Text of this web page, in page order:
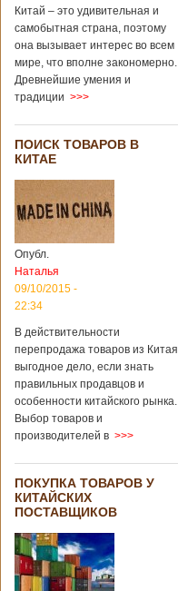
Китай – это удивительная и
самобытная страна, поэтому
она вызывает интерес во всем
мире, что вполне закономерно.
Древнейшие умения и
традиции >>>
ПОИСК ТОВАРОВ В
КИТАЕ
Опубл.
Наталья
09/10/2015 -
22:34
В действительности
перепродажа товаров из Китая
выгодное дело, если знать
правильных продавцов и
особенности китайского рынка.
Выбор товаров и
производителей в >>>
ПОКУПКА ТОВАРОВ У
КИТАЙСКИХ
ПОСТАВЩИКОВ